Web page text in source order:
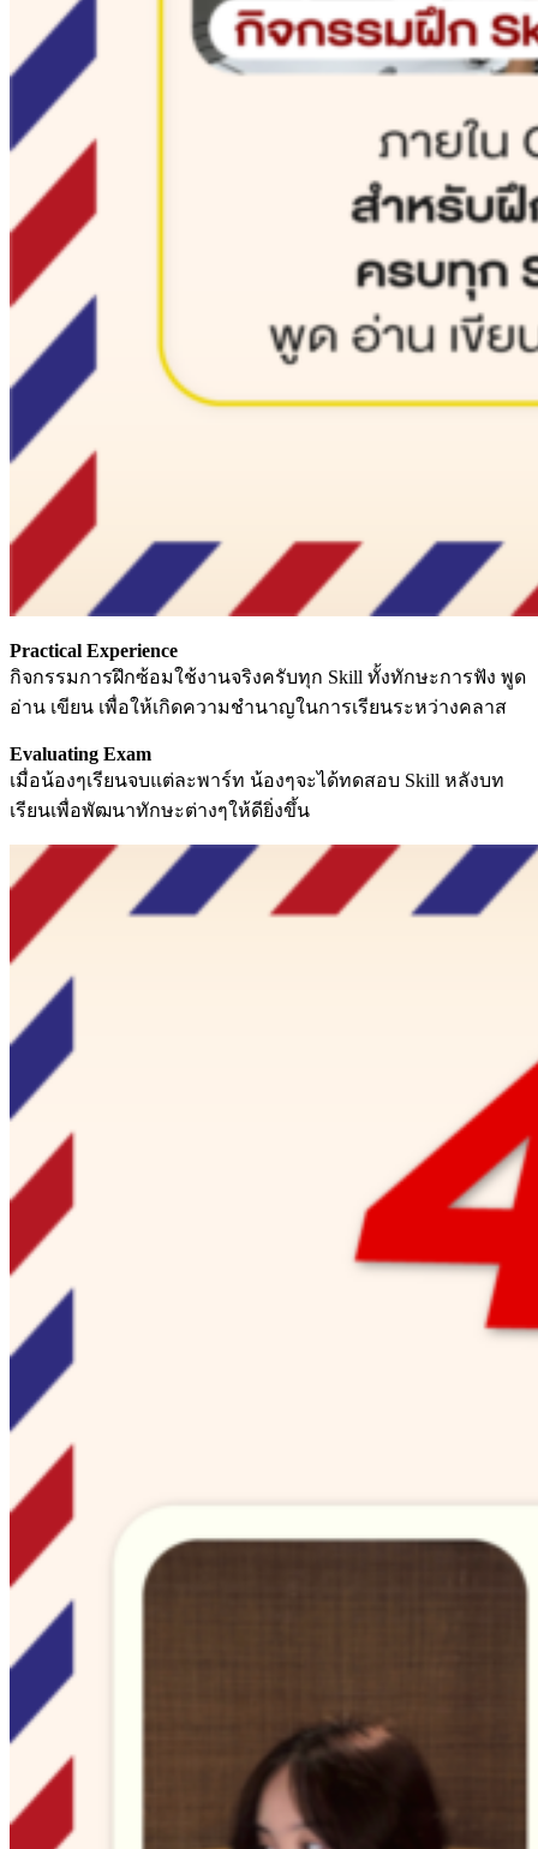
Practical Experience
กิจกรรมการฝึกซ้อมใช้งานจริงครับทุก Skill ทั้งทักษะการฟัง พูด
อ่าน เขียน เพื่อให้เกิดความชำนาญในการเรียนระหว่างคลาส
Evaluating Exam
เมื่อน้องๆเรียนจบแต่ละพาร์ท น้องๆจะได้ทดสอบ Skill หลังบท
เรียนเพื่อพัฒนาทักษะต่างๆให้ดียิ่งขึ้น